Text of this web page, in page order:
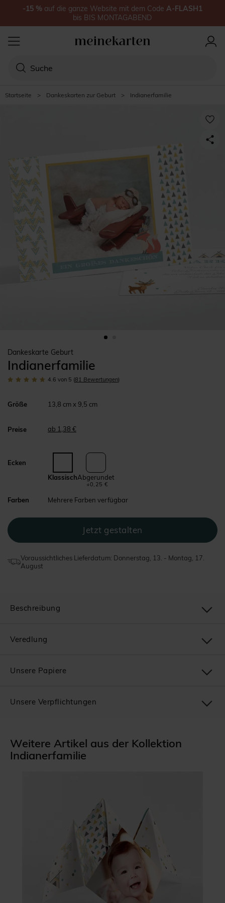
Startseite > Dankeskarten zur Geburt > Indianerfamilie
Dankeskarte Geburt
Indianerfamilie
4.6 von 5 (81 Bewertungen)
Größe 13,8 cm x 9,5 cm
Preise ab 1,38 €
Ecken
KlassischAbgerundet
+0,25 €
Farben Mehrere Farben verfügbar
Voraussichtliches Lieferdatum: Donnerstag, 13. - Montag, 17.
August
Weitere Artikel aus der Kollektion
Indianerfamilie
Beschreibung
Veredlung
Unsere Papiere
Unsere Verpflichtungen
-15 % auf die ganze Website mit dem Code A-FLASH1
bis BIS MONTAGABEND